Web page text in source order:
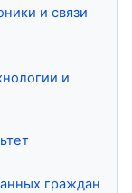
и связи
и
граждан